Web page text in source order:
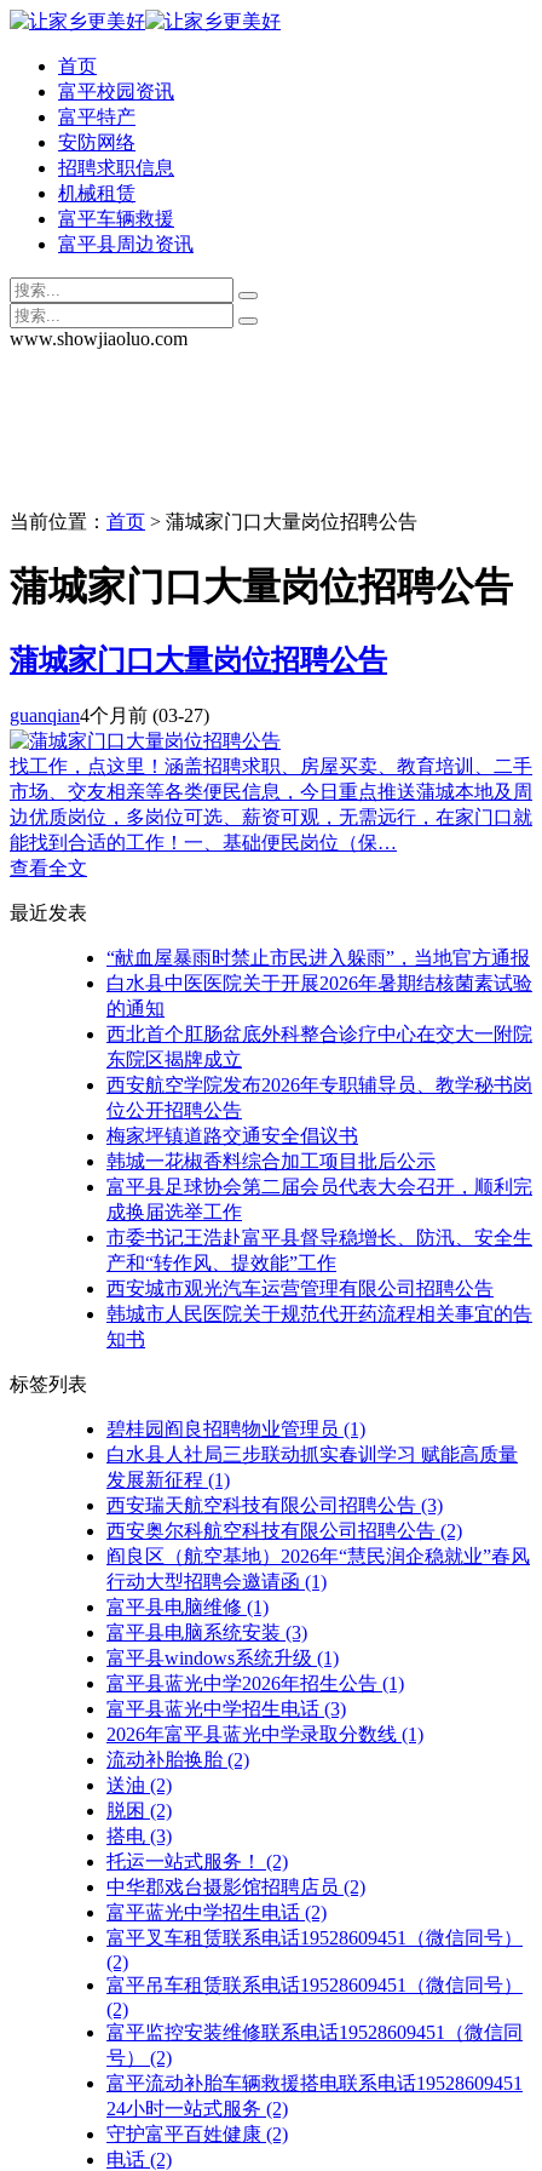
首页
富平校园资讯
富平特产
安防网络
招聘求职信息
机械租赁
富平车辆救援
富平县周边资讯
www.showjiaoluo.com
当前位置： 首页 > 蒲城家门口大量岗位招聘公告
蒲城家门口大量岗位招聘公告
蒲城家门口大量岗位招聘公告
guanqian4个月前 (03-27)
找工作，点这里！涵盖招聘求职、房屋买卖、教育培训、二手
市场、交友相亲等各类便民信息，今日重点推送蒲城本地及周
边优质岗位，多岗位可选、薪资可观，无需远行，在家门口就
能找到合适的工作！一、基础便民岗位（保…
查看全文
最近发表
“献血屋暴雨时禁止市民进入躲雨”，当地官方通报
白水县中医医院关于开展2026年暑期结核菌素试验
的通知
西北首个肛肠盆底外科整合诊疗中心在交大一附院
东院区揭牌成立
西安航空学院发布2026年专职辅导员、教学秘书岗
位公开招聘公告
梅家坪镇道路交通安全倡议书
韩城一花椒香料综合加工项目批后公示
富平县足球协会第二届会员代表大会召开，顺利完
成换届选举工作
市委书记王浩赴富平县督导稳增长、防汛、安全生
产和“转作风、提效能”工作
西安城市观光汽车运营管理有限公司招聘公告
韩城市人民医院关于规范代开药流程相关事宜的告
知书
标签列表
碧桂园阎良招聘物业管理员 (1)
白水县人社局三步联动抓实春训学习 赋能高质量
发展新征程 (1)
西安瑞天航空科技有限公司招聘公告 (3)
西安奥尔科航空科技有限公司招聘公告 (2)
阎良区（航空基地）2026年“慧民润企稳就业”春风
行动大型招聘会邀请函 (1)
富平县电脑维修 (1)
富平县电脑系统安装 (3)
富平县windows系统升级 (1)
富平县蓝光中学2026年招生公告 (1)
富平县蓝光中学招生电话 (3)
2026年富平县蓝光中学录取分数线 (1)
流动补胎换胎 (2)
送油 (2)
脱困 (2)
搭电 (3)
托运一站式服务！
(2)
中华郡戏台摄影馆招聘店员 (2)
富平蓝光中学招生电话 (2)
富平叉车租赁联系电话19528609451（微信同号）
(2)
富平吊车租赁联系电话19528609451（微信同号）
(2)
富平监控安装维修联系电话19528609451（微信同
号）
(2)
富平流动补胎车辆救援搭电联系电话19528609451
24小时一站式服务 (2)
守护富平百姓健康 (2)
电话 (2)